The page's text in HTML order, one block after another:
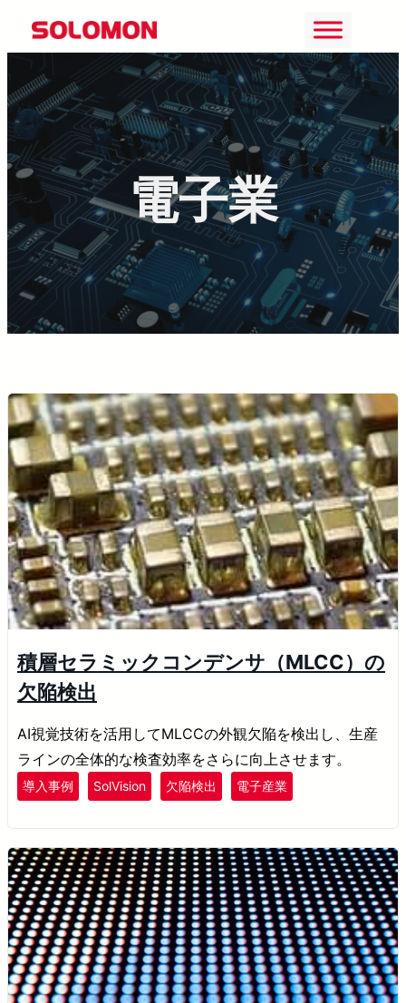
Skip
to
content
電子業
積層セラミックコンデンサ（MLCC）の
欠陥検出
AI視覚技術を活用してMLCCの外観欠陥を検出し、生産
ラインの全体的な検査効率をさらに向上させます。
導入事例 SolVision 欠陥検出 電子産業